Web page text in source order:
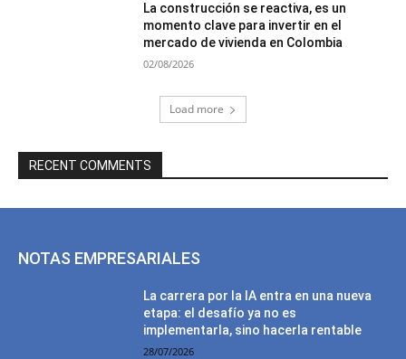
La construcción se reactiva, es un
momento clave para invertir en el
mercado de vivienda en Colombia
02/08/2026
Load more
RECENT COMMENTS
NOTAS EMPRESARIALES
La carrera por la IA entra en una nueva
etapa: el desafío ya no es
implementarla, sino hacerla rentable
28/07/2026